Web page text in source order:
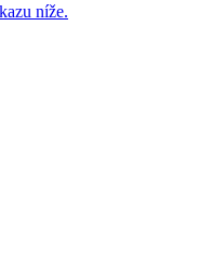
níže.